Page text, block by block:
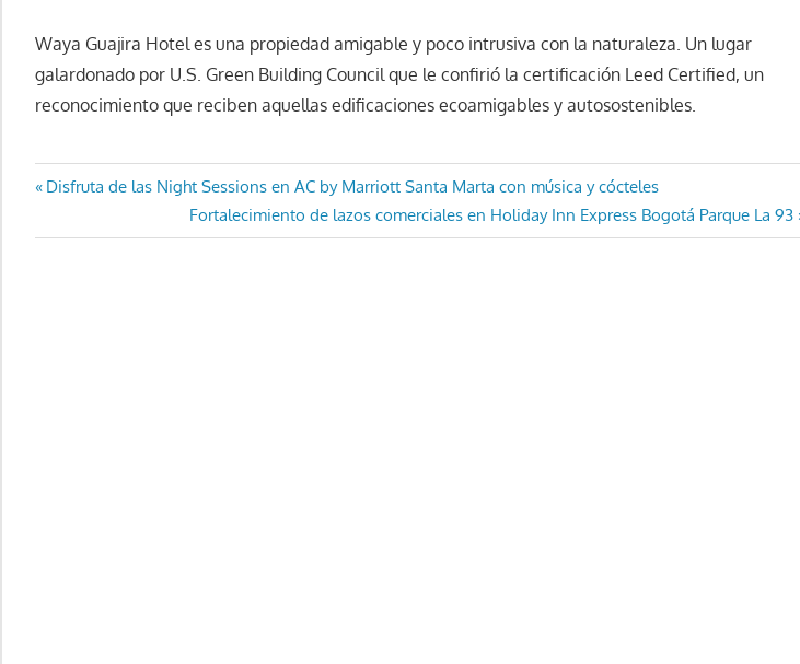
Waya Guajira Hotel es una propiedad amigable y poco intrusiva con la naturaleza. Un lugar
galardonado por U.S. Green Building Council que le confirió la certificación Leed Certified, un
reconocimiento que reciben aquellas edificaciones ecoamigables y autosostenibles.
Navegación
de
Entrada
Disfruta de las Night Sessions en AC by Marriott Santa Marta con música y cócteles
Entrada
siguiente:
Fortalecimiento de lazos comerciales en Holiday Inn Express Bogotá Parque La 93